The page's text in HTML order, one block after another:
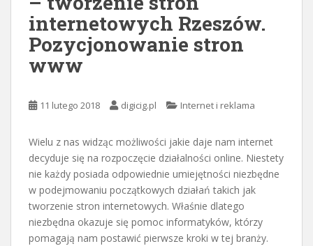
internetowych Rzeszów.
Pozycjonowanie stron
www
11 lutego 2018 digicig.pl Internet i reklama
Wielu z nas widząc możliwości jakie daje nam internet
decyduje się na rozpoczęcie działalności online. Niestety
nie każdy posiada odpowiednie umiejętności niezbędne
w podejmowaniu początkowych działań takich jak
tworzenie stron internetowych. Właśnie dlatego
niezbędna okazuje się pomoc informatyków, którzy
pomagają nam postawić pierwsze kroki w tej branży.